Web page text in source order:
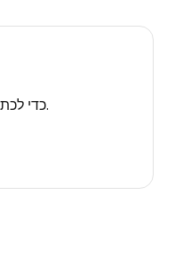
כדי לכתוב חוות דעת, ניתן להתחבר כאן.